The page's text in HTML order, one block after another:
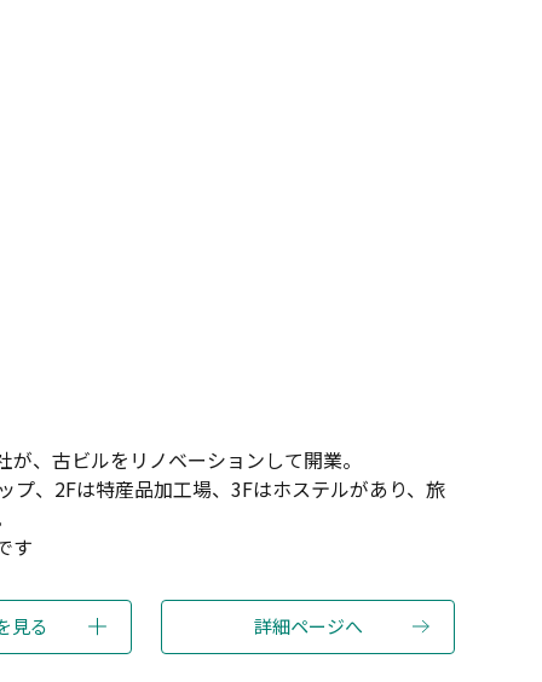
が、古ビルをリノベーションして開業。
プ、2Fは特産品加工場、3Fはホステルがあり、旅
す
見る 詳細ページへ